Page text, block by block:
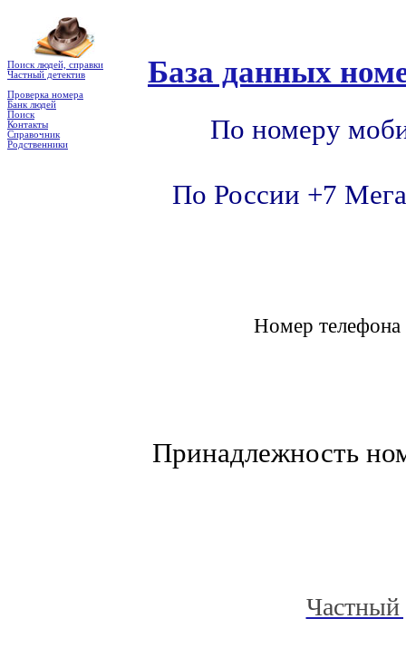
Поиск людей, справки
Частный детектив
Проверка номера
Банк людей
Поиск
Контакты
Справочник
Родственники
База данных
По номеру
По России +7
Номер
Принадлежность
Частный